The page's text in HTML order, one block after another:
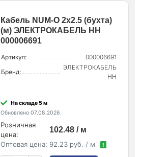
Кабель NUM-O 2х2.5 (бухта)
(м) ЭЛЕКТРОКАБЕЛЬ НН
000006691
Артикул:
000006691
Бренд:
ЭЛЕКТРОКАБЕЛЬ
НН
На складе 5 м
Обновлено 07.08.2026
Розничная
цена:
102.48 / м
Оптовая цена: 92.23 руб. / м !